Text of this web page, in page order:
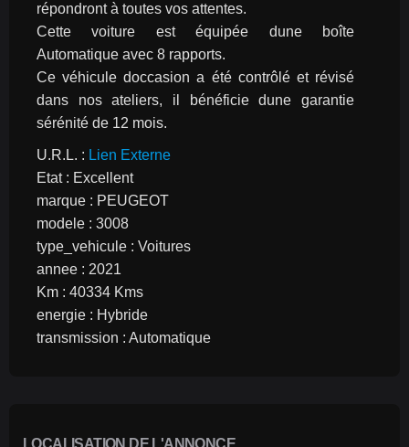
répondront à toutes vos attentes.
Cette voiture est équipée dune boîte
Automatique avec 8 rapports.
Ce véhicule doccasion a été contrôlé et révisé
dans nos ateliers, il bénéficie dune garantie
sérénité de 12 mois.
U.R.L. : Lien Externe
Etat : Excellent
marque : PEUGEOT
modele : 3008
type_vehicule : Voitures
annee : 2021
Km : 40334 Kms
energie : Hybride
transmission : Automatique
LOCALISATION DE L'ANNONCE